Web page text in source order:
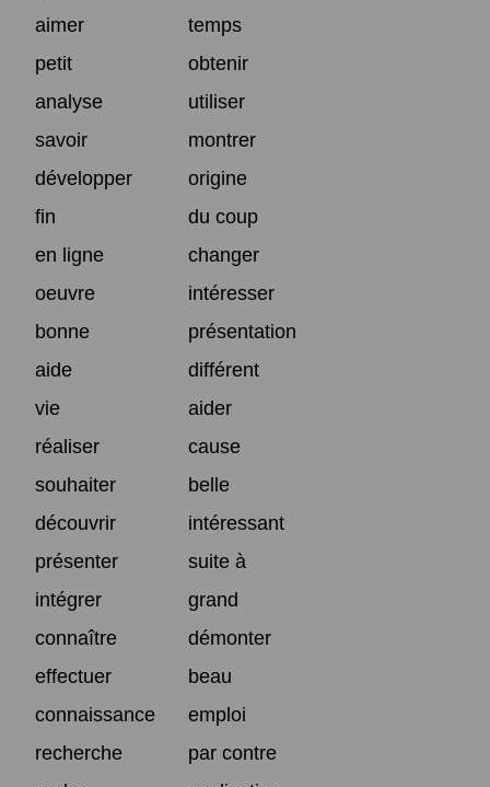
aimer
temps
petit
obtenir
analyse
utiliser
savoir
montrer
développer
origine
fin
du coup
en ligne
changer
oeuvre
intéresser
bonne
présentation
aide
différent
vie
aider
réaliser
cause
souhaiter
belle
découvrir
intéressant
présenter
suite à
intégrer
grand
connaître
démonter
effectuer
beau
connaissance
emploi
recherche
par contre